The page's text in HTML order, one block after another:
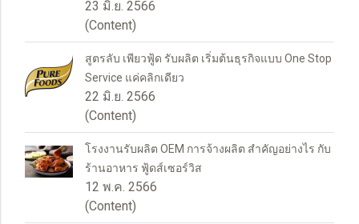
23 มิ.ย. 2566
(Content)
สูตรลับ เพียวฟู้ด รับผลิต เริ่มต้นธุรกิจแบบ One Stop
Service แค่คลิกเดียว
22 มิ.ย. 2566
(Content)
โรงงานรับผลิต OEM การจ้างผลิต สำคัญอย่างไร กับ
ร้านอาหาร ฟู้ดส์เซอร์วิส
12 พ.ค. 2566
(Content)